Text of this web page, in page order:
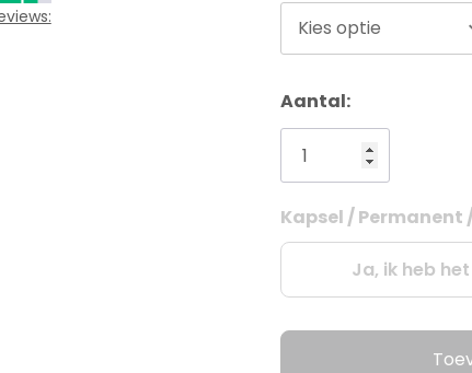
Kies optie
Aantal:
Huidige
voorraad:
Kapsel /
Ja, ik heb